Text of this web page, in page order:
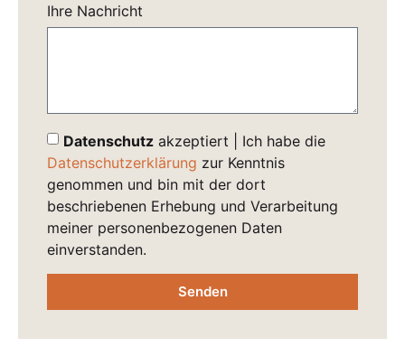
Ihre Nachricht
Datenschutz akzeptiert | Ich habe die
Datenschutzerklärung zur Kenntnis
genommen und bin mit der dort
beschriebenen Erhebung und Verarbeitung
meiner personenbezogenen Daten
einverstanden.
Senden